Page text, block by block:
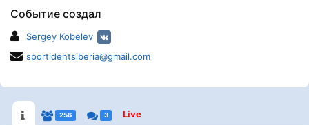
Событие создал
Sergey Kobelev
sportidentsiberia@gmail.com
256 3 Live